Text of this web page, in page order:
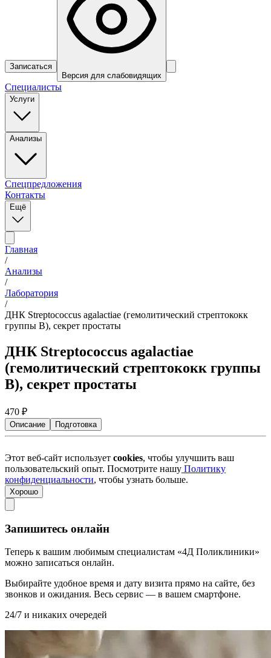
Записаться
Версия для слабовидящих
Специалисты
Услуги
Анализы
Спецпредложения
Контакты
Ещё
Главная
/
Анализы
/
Лаборатория
/
ДНК Streptococcus agalactiae (гемолитический стрептококк
группы В), секрет простаты
ДНК Streptococcus agalactiae
(гемолитический стрептококк группы
В), секрет простаты
470 ₽
Описание Подготовка
Этот веб-сайт использует cookies, чтобы улучшить ваш
пользовательский опыт. Посмотрите нашу Политику
конфиденциальности, чтобы узнать больше.
Хорошо
Запишитесь онлайн
Теперь к вашим любимым специалистам «4Д Поликлиники»
можно записаться онлайн.
Выбирайте удобное время и дату визита прямо на сайте, без
звонков и ожидания. Весь сервис — в вашем смартфоне.
24/7 и никаких очередей